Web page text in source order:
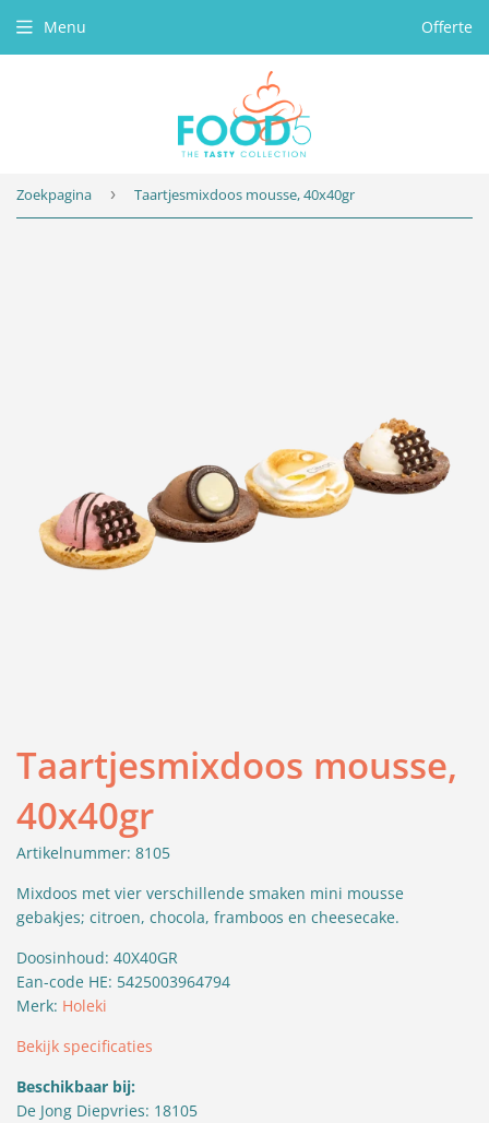
Menu Offerte
Zoekpagina › Taartjesmixdoos mousse, 40x40gr
Taartjesmixdoos mousse,
40x40gr
Artikelnummer: 8105
Mixdoos met vier verschillende smaken mini mousse
gebakjes; citroen, chocola, framboos en cheesecake.
Doosinhoud: 40X40GR
Ean-code HE: 5425003964794
Merk: Holeki
Bekijk specificaties
Beschikbaar bij:
De Jong Diepvries: 18105